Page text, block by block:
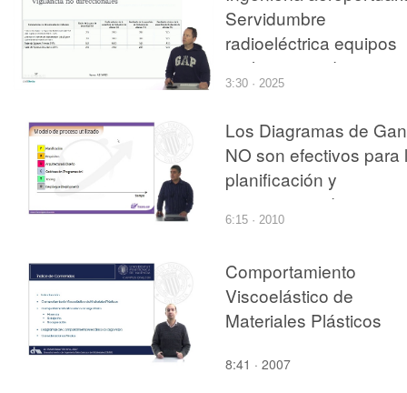
Servidumbre
radioeléctrica equipos
vigilancia no
(tts: en)
3:30 · 2025
Los Diagramas de
NO son efectivos para
planificación y
seguimiento de
proyectos de
6:15 · 2010
Comportamiento
Viscoelástico de
Materiales Plásticos
8:41 · 2007